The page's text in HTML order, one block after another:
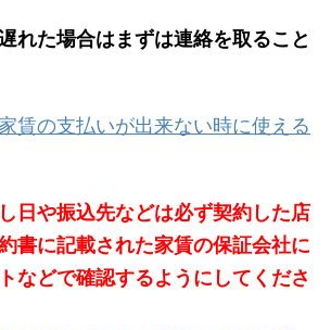
れた場合はまずは連絡を取ること
賃の支払いが出来ない時に使える
日や振込先などは必ず契約した店
書に記載された家賃の保証会社に
などで確認するようにしてくださ